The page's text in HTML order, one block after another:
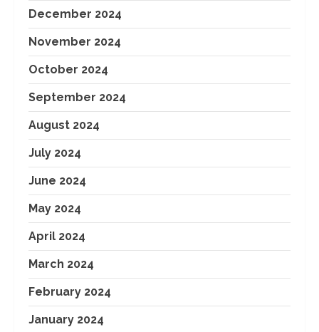
December 2024
November 2024
October 2024
September 2024
August 2024
July 2024
June 2024
May 2024
April 2024
March 2024
February 2024
January 2024